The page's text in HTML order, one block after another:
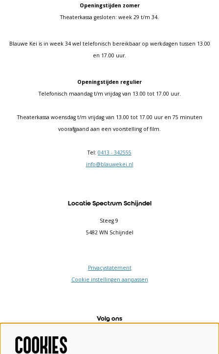
Openingstijden zomer
Theaterkassa gesloten: week 29 t/m 34.
Blauwe Kei is in week 34 wel telefonisch bereikbaar op werkdagen tussen 13.00
en 17.00 uur.
Openingstijden regulier
Telefonisch maandag t/m vrijdag van 13.00 tot 17.00 uur.
Theaterkassa woensdag t/m vrijdag van 13.00 tot 17.00 uur en 75 minuten
voorafgaand aan een voorstelling of film.
Tel: 0413 - 342555
info@blauwekei.nl
Locatie Spectrum Schijndel
Steeg 9
5482 WN Schijndel
Privacystatement
Cookie instellingen aanpassen
Volg ons
COOKIES